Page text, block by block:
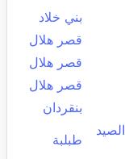
بني خلاد
قصر هلال
قصر هلال
قصر هلال
بنقردان
طبلبة